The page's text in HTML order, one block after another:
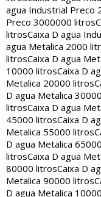
agua Industrial Preco
Preco 3000000 litros
litrosCaixa D agua
agua Metalica 2000
litrosCaixa D agua
10000 litrosCaixa D
Metalica 20000 litros
D agua Metalica
litrosCaixa D agua
45000 litrosCaixa D
Metalica 55000 litros
D agua Metalica
litrosCaixa D agua
80000 litrosCaixa D
Metalica 90000 litros
D agua Metalica